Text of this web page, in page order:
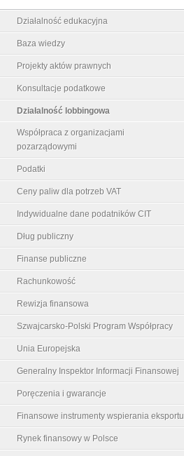
Działalność edukacyjna
Baza wiedzy
Projekty aktów prawnych
Konsultacje podatkowe
Działalność lobbingowa
Współpraca z organizacjami
pozarządowymi
Podatki
Ceny paliw dla potrzeb VAT
Indywidualne dane podatników CIT
Dług publiczny
Finanse publiczne
Rachunkowość
Rewizja finansowa
Szwajcarsko-Polski Program Współpracy
Unia Europejska
Generalny Inspektor Informacji Finansowej
Poręczenia i gwarancje
Finansowe instrumenty wspierania eksportu
Rynek finansowy w Polsce